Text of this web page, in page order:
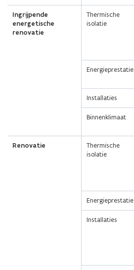
Ingrijpende
energetische
renovatie
Thermische
isolatie
Energieprestatie
Installaties
Binnenklimaat
Renovatie
Thermische
isolatie
Energieprestatie
Installaties